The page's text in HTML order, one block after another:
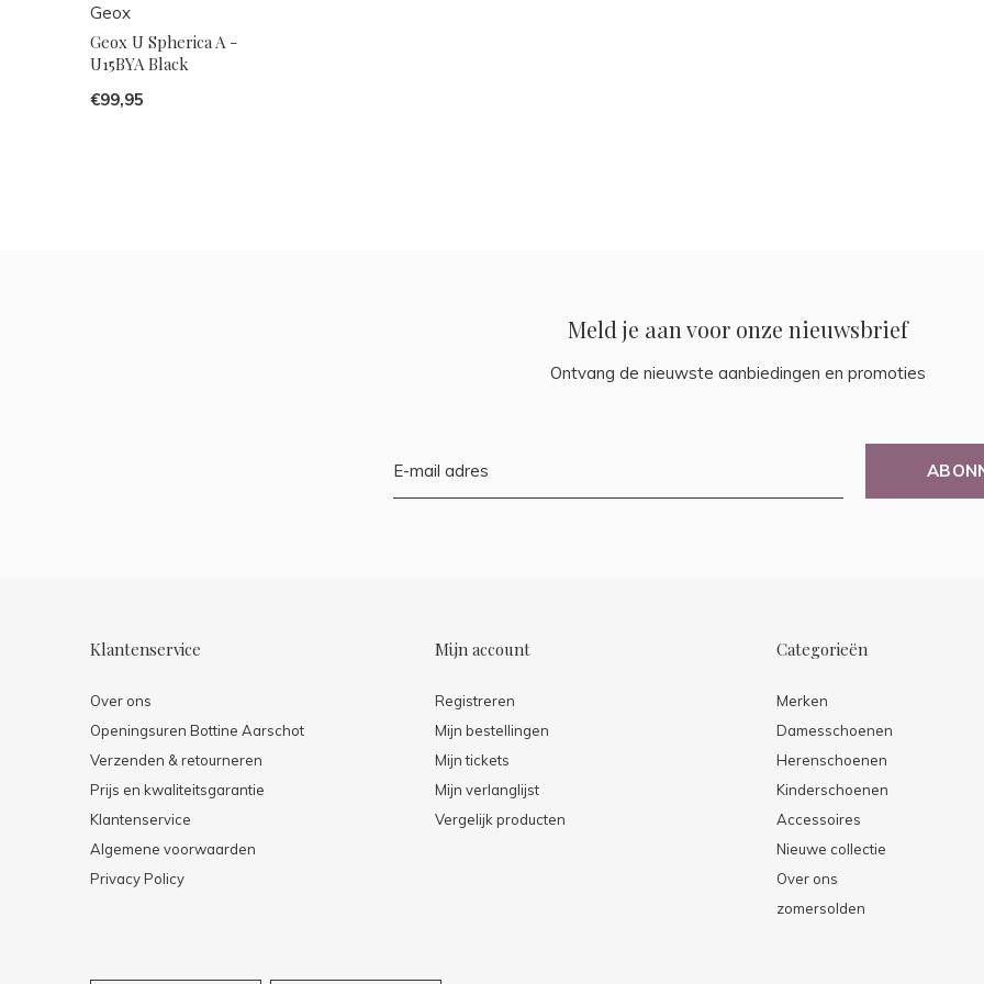
Geox
Geox U Spherica A -
U15BYA Black
€99,95
Meld je aan voor onze nieuwsbrief
Ontvang de nieuwste aanbiedingen en promoties
Klantenservice
Over ons
Openingsuren Bottine Aarschot
Verzenden & retourneren
Prijs en kwaliteitsgarantie
Klantenservice
Algemene voorwaarden
Privacy Policy
Mijn account
Registreren
Mijn bestellingen
Mijn tickets
Mijn verlanglijst
Vergelijk producten
Categorieën
Merken
Damesschoenen
Herenschoenen
Kinderschoenen
Accessoires
Nieuwe collectie
Over ons
zomersolden